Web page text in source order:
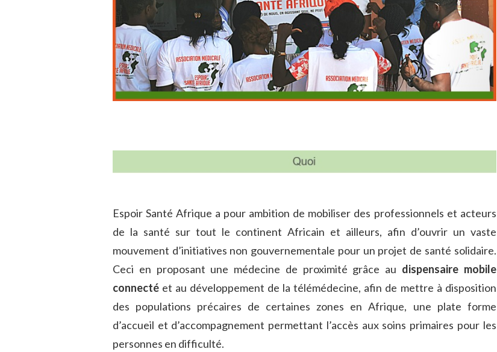
Espoir Santé Afrique a pour ambition de mobiliser des professionnels et acteurs
de la santé sur tout le continent Africain et ailleurs, afin d’ouvrir un vaste
mouvement d’initiatives non gouvernementale pour un projet de santé solidaire.
Ceci en proposant une médecine de proximité grâce au dispensaire mobile
connecté et au développement de la télémédecine, afin de mettre à disposition
des populations précaires de certaines zones en Afrique, une plate forme
d’accueil et d’accompagnement permettant l’accès aux soins primaires pour les
personnes en difficulté.